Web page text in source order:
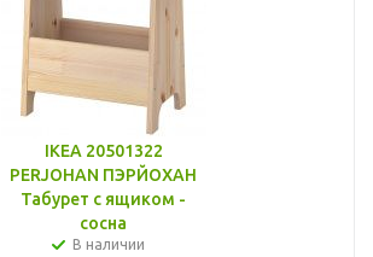
IKEA 20501322
PERJOHAN ПЭРЙОХАН
Табурет c ящиком -
сосна
В наличии